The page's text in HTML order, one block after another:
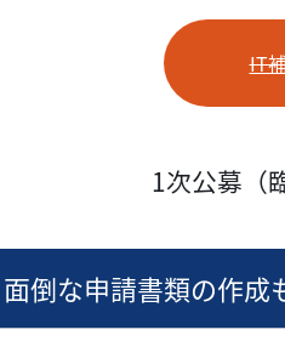
IT
1次公募（
面倒な申請書類の作成